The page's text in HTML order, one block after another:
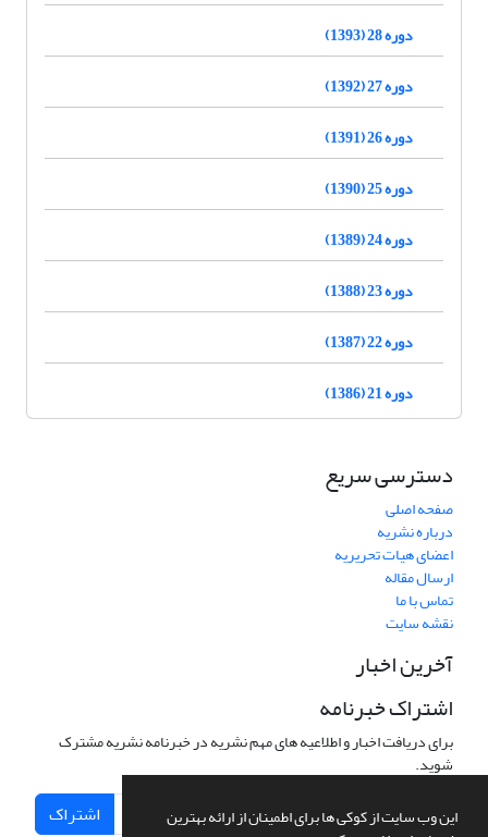
این وب سایت از کوکی ها برای اطمینان از ارائه بهترین
دوره 28 (1393)
دوره 27 (1392)
دوره 26 (1391)
دوره 25 (1390)
دوره 24 (1389)
دوره 23 (1388)
دوره 22 (1387)
دوره 21 (1386)
دسترسی سریع
صفحه اصلی
درباره نشریه
اعضای هیات تحریریه
ارسال مقاله
تماس با ما
نقشه سایت
آخرین اخبار
اشتراک خبرنامه
برای دریافت اخبار و اطلاعیه های مهم نشریه در خبرنامه نشریه مشترک
شوید.
اشتراک